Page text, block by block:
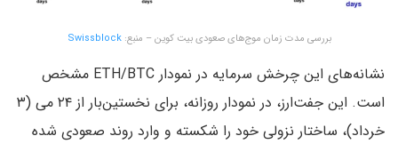
بررسی مدت زمان موج‌های صعودی بیت کوین – منبع:Swissblock
نشانه‌های این چرخش سرمایه در نمودار ETH/BTC مشخص
است. این جفت‌ارز، در نمودار روزانه، برای نخستین‌بار از ۲۴ می (۳
خرداد)، ساختار نزولی خود را شکسته و وارد روند صعودی شده